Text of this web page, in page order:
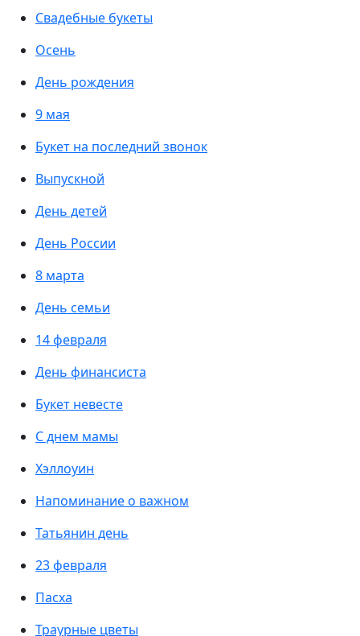
Свадебные букеты
Осень
День рождения
9 мая
Букет на последний звонок
Выпускной
День детей
День России
8 марта
День семьи
14 февраля
День финансиста
Букет невесте
С днем мамы
Хэллоуин
Напоминание о важном
Татьянин день
23 февраля
Пасха
Траурные цветы